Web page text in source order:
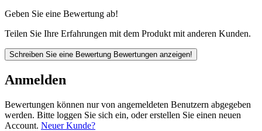
Geben Sie eine Bewertung ab!
Teilen Sie Ihre Erfahrungen mit dem Produkt mit anderen Kunden.
Schreiben Sie eine Bewertung Bewertungen anzeigen!
Anmelden
Bewertungen können nur von angemeldeten Benutzern abgegeben
werden. Bitte loggen Sie sich ein, oder erstellen Sie einen neuen
Account. Neuer Kunde?